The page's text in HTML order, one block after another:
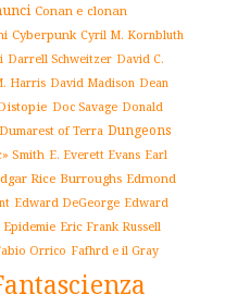
Conan e clonan
Cyberpunk Cyril M. Kornbluth
Darrell Schweitzer David C.
Harris David Madison Dean
Doc Savage Donald
Dumarest of Terra Dungeons
Smith E. Everett Evans Earl
Rice Burroughs Edmond
Edward DeGeorge Edward
Epidemie Eric Frank Russell
Orrico Fafhrd e il Gray